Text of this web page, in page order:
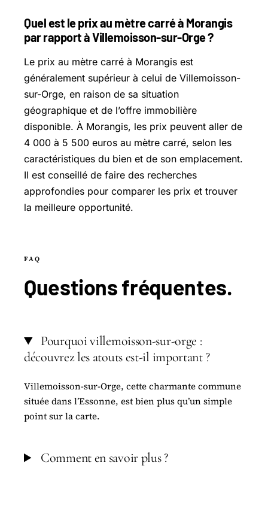
Quel est le prix au mètre carré à Morangis
par rapport à Villemoisson-sur-Orge ?
Le prix au mètre carré à Morangis est
généralement supérieur à celui de Villemoisson-
sur-Orge, en raison de sa situation
géographique et de l’offre immobilière
disponible. À Morangis, les prix peuvent aller de
4 000 à 5 500 euros au mètre carré, selon les
caractéristiques du bien et de son emplacement.
Il est conseillé de faire des recherches
approfondies pour comparer les prix et trouver
la meilleure opportunité.
FAQ
Questionsfréquentes.
Pourquoi villemoisson-sur-orge :
découvrez les atouts est-il important ?
Villemoisson-sur-Orge, cette charmante commune
située dans l’Essonne, est bien plus qu’un simple
point sur la carte.
Comment en savoir plus ?